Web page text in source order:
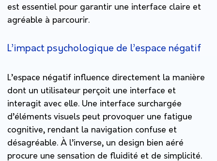
est essentiel pour garantir une interface claire et
agréable à parcourir.
L’impact psychologique de l’espace négatif
L’espace négatif influence directement la manière
dont un utilisateur perçoit une interface et
interagit avec elle. Une interface surchargée
d’éléments visuels peut provoquer une fatigue
cognitive, rendant la navigation confuse et
désagréable. À l’inverse, un design bien aéré
procure une sensation de fluidité et de simplicité.